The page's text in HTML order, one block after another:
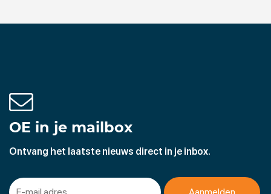
OE in je mailbox
Ontvang het laatste nieuws direct in je inbox.